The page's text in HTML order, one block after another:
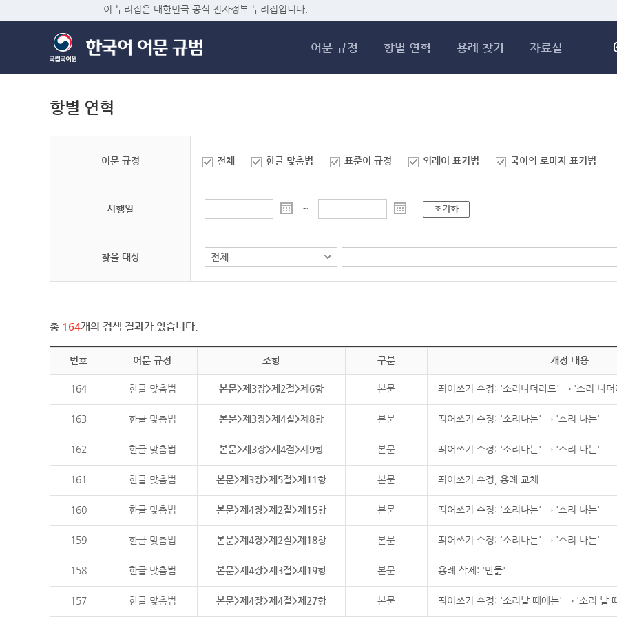
이 누리집은 대한민국 공식 전자정부 누리집입니다.
어문 규정 항별 연혁 용례 찾기 자료실
항별 연혁
어문 규정 전체 한글 맞춤법 표준어 규정 외래어 표기법 국어의 로마자 표기법
시행일 ~ 초기화
찾을 대상
총 164개의 검색 결과가 있습니다.
번호 어문 규정 조항 구분 개정 내용
164 한글 맞춤법 본문>제3장>제2절>제6항 본문 띄어쓰기 수정: '소리나더라도' → '소리 나더
163 한글 맞춤법 본문>제3장>제4절>제8항 본문 띄어쓰기 수정: '소리나는' → '소리 나는'
162 한글 맞춤법 본문>제3장>제4절>제9항 본문 띄어쓰기 수정: '소리나는' → '소리 나는'
161 한글 맞춤법 본문>제3장>제5절>제11항 본문 띄어쓰기 수정, 용례 교체
160 한글 맞춤법 본문>제4장>제2절>제15항 본문 띄어쓰기 수정: '소리나는' → '소리 나는'
159 한글 맞춤법 본문>제4장>제2절>제18항 본문 띄어쓰기 수정: '소리나는' → '소리 나는'
158 한글 맞춤법 본문>제4장>제3절>제19항 본문 용례 삭제: '만듦'
157 한글 맞춤법 본문>제4장>제4절>제27항 본문 띄어쓰기 수정: '소리날 때에는' → '소리 날